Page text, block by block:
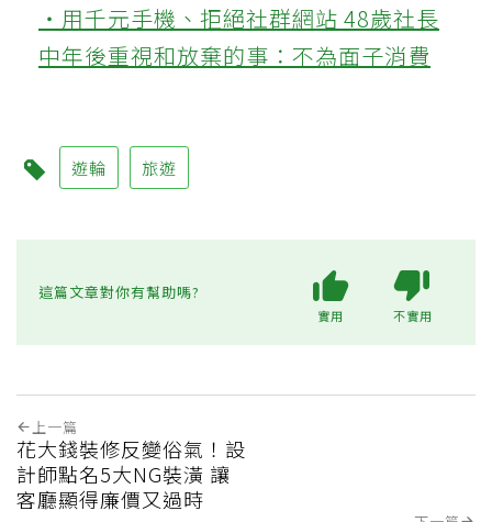
‧用千元手機、拒絕社群網站 48歲社長
中年後重視和放棄的事：不為面子消費
遊輪 旅遊
這篇文章對你有幫助嗎?
實用 不實用
上一篇
花大錢裝修反變俗氣！設
計師點名5大NG裝潢 讓
客廳顯得廉價又過時